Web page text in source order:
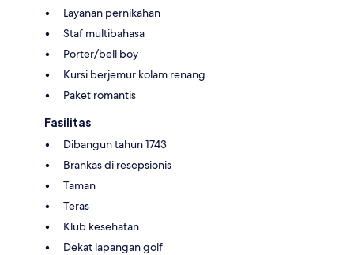
Layanan pernikahan
Staf multibahasa
Porter/bell boy
Kursi berjemur kolam renang
Paket romantis
Fasilitas
Dibangun tahun 1743
Brankas di resepsionis
Taman
Teras
Klub kesehatan
Dekat lapangan golf